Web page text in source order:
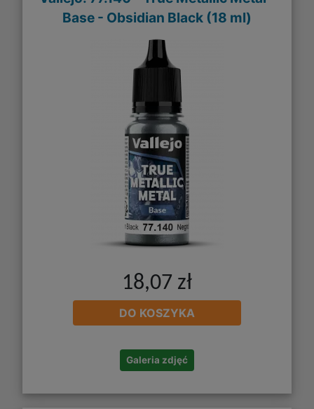
Base - Obsidian Black (18 ml)
18,07 zł
DO KOSZYKA
Galeria zdjęć